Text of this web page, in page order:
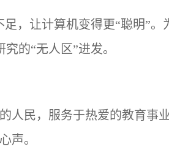
，让计算机变得更“聪明”。
的“无人区”进发。
人民，服务于热爱的教育事
声。